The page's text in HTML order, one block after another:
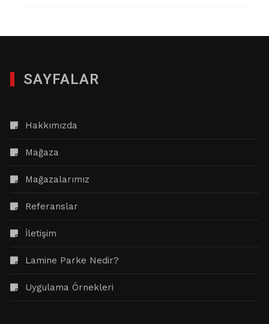
SAYFALAR
Hakkımızda
Mağaza
Mağazalarımız
Referanslar
İletişim
Lamine Parke Nedir?
Uygulama Örnekleri